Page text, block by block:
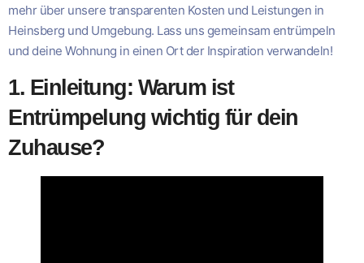
mehr über unsere transparenten Kosten und Leistungen in
Heinsberg und Umgebung. Lass uns gemeinsam entrümpeln
und deine Wohnung in einen Ort der Inspiration verwandeln!
1. Einleitung: Warum ist
Entrümpelung wichtig für dein
Zuhause?